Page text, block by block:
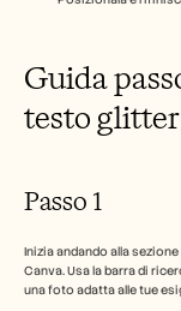
Guida
testo
Passo 1
Inizia andando alla
Canva. Usa la barra di
una foto adatta alle tue